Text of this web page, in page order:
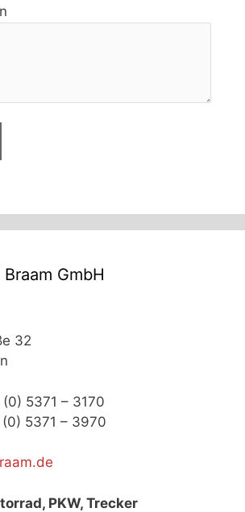
GmbH
32
5371 – 3170
5371 – 3970
PKW, Trecker